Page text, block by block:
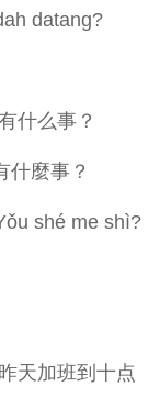
datang?
什么事？
麼事？
me shì?
天加班到十点